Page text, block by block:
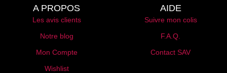
A PROPOS
Les avis clients
Notre blog
Mon Compte
Wishlist
AIDE
Suivre mon colis
F.A.Q.
Contact SAV